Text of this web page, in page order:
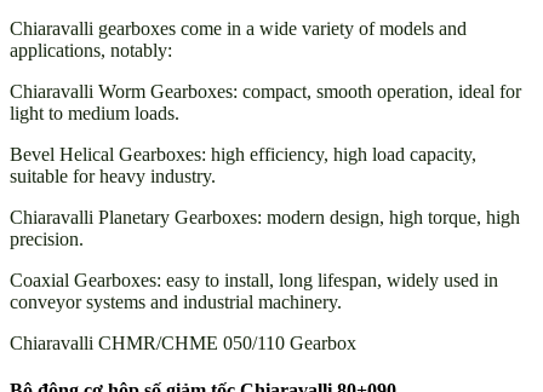
Chiaravalli gearboxes come in a wide variety of models and
applications, notably:
Chiaravalli Worm Gearboxes: compact, smooth operation, ideal for
light to medium loads.
Bevel Helical Gearboxes: high efficiency, high load capacity,
suitable for heavy industry.
Chiaravalli Planetary Gearboxes: modern design, high torque, high
precision.
Coaxial Gearboxes: easy to install, long lifespan, widely used in
conveyor systems and industrial machinery.
Chiaravalli CHMR/CHME 050/110 Gearbox